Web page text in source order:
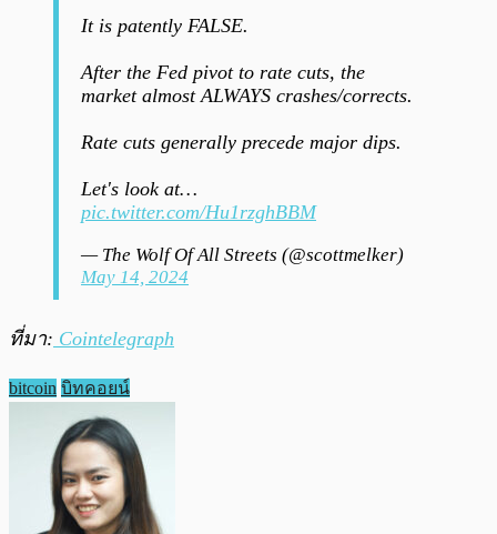
It is patently FALSE.
After the Fed pivot to rate cuts, the
market almost ALWAYS crashes/corrects.
Rate cuts generally precede major dips.
Let's look at…
pic.twitter.com/Hu1rzghBBM
— The Wolf Of All Streets (@scottmelker)
May 14, 2024
ที่มา: Cointelegraph
bitcoin บิทคอยน์